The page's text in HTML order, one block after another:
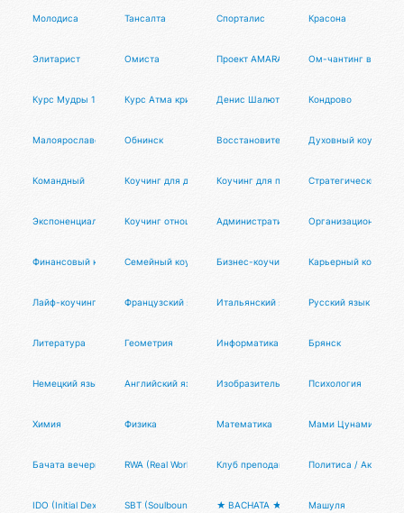
Молодиса Тансалта Спорталис Красона
Элитарист Омиста Проект AMARAMETI Ом-чантинг в
Курс Мудры 1 уровняКурс Атма крия йогиДенис Шалюта Кондрово
Малоярославец Обнинск Восстановительный коучингДуховный коучинг
Командный Коучинг для детей Коучинг для подростковСтратегический
Экспоненциальный коучингКоучинг отношений Административный коучингОрганизационный
Финансовый коучингСемейный коучинг Бизнес-коучинг Карьерный коучинг
Лайф-коучинг Французский язык Итальянский язык Русский язык
Литература Геометрия Информатика Брянск
Немецкий язык Английский язык Изобразительное искусство
Психология
Химия Физика Математика Мами Цунами
Бачата вечеринка ТансалтаRWA (Real World Assets)Клуб преподавателей танцев
Политиса /
IDO (Initial Dex Offering)SBT (Soulbound Token)★ BACHATA ★ STARS ★ PARTY ★
Машуля